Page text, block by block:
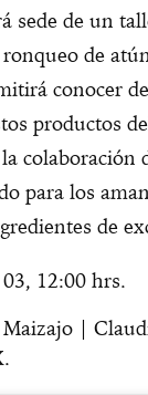
sede de un
de
conocer
productos
colaboración
para los
de
12:00 hrs.
Maizajo |